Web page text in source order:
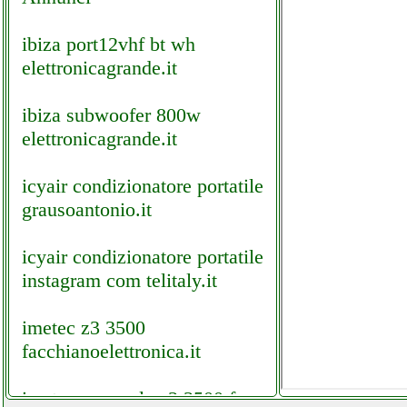
ibiza port12vhf bt wh
elettronicagrande.it
ibiza subwoofer 800w
elettronicagrande.it
icyair condizionatore portatile
grausoantonio.it
icyair condizionatore portatile
instagram com telitaly.it
imetec z3 3500
facchianoelettronica.it
imetec zero calc z3 3500 ferro